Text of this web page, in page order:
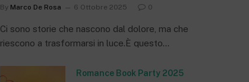
By Marco De Rosa 6 Ottobre 2025 0
Ci sono storie che nascono dal dolore, ma che
riescono a trasformarsi in luce.È questo…
Romance Book Party 2025